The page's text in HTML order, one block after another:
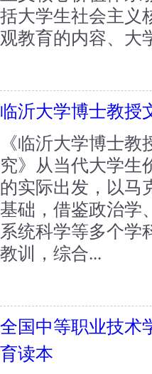
括大学生社会主义
观教育的内容、大
临沂大学博士教授
《临沂大学博士
究》从当代大学生
的实际出发，以马
基础，借鉴政治学
系统科学等多个学
教训，综合...
全国中等职业技术
育读本